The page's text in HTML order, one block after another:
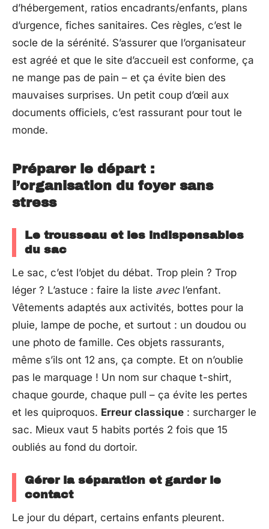
d’hébergement, ratios encadrants/enfants, plans
d’urgence, fiches sanitaires. Ces règles, c’est le
socle de la sérénité. S’assurer que l’organisateur
est agréé et que le site d’accueil est conforme, ça
ne mange pas de pain – et ça évite bien des
mauvaises surprises. Un petit coup d’œil aux
documents officiels, c’est rassurant pour tout le
monde.
Préparer le départ :
l’organisation du foyer sans
stress
Le trousseau et les indispensables
du sac
Le sac, c’est l’objet du débat. Trop plein ? Trop
léger ? L’astuce : faire la liste avecl’enfant.
Vêtements adaptés aux activités, bottes pour la
pluie, lampe de poche, et surtout : un doudou ou
une photo de famille. Ces objets rassurants,
même s’ils ont 12 ans, ça compte. Et on n’oublie
pas le marquage ! Un nom sur chaque t-shirt,
chaque gourde, chaque pull – ça évite les pertes
et les quiproquos. Erreur classique : surcharger le
sac. Mieux vaut 5 habits portés 2 fois que 15
oubliés au fond du dortoir.
Gérer la séparation et garder le
contact
Le jour du départ, certains enfants pleurent.